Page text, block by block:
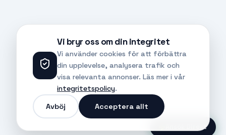
Ansök Direkt
Vi bryr oss om din integritet
Vi använder cookies för att förbättra
din upplevelse, analysera trafik och
visa relevanta annonser. Läs mer i vår
integritetspolicy.
Avböj
Acceptera allt